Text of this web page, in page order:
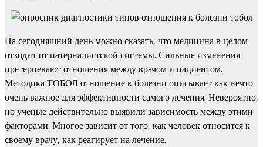
На сегодняшний день можно сказать, что медицина в целом
отходит от патерналистской системы. Сильные изменения
претерпевают отношения между врачом и пациентом.
Методика ТОБОЛ отношение к болезни описывает как нечто
очень важное для эффективности самого лечения. Невероятно,
но ученые действительно выявили зависимость между этими
факторами. Многое зависит от того, как человек относится к
своему врачу, как реагирует на лечение.